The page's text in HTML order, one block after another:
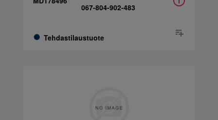
Tehdastilaustuote
067-804-902-483